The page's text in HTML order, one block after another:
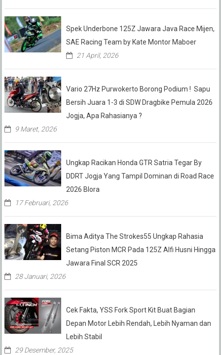
Spek Underbone 125Z Jawara Java Race Mijen,
SAE Racing Team by Kate Montor Maboer
21 April, 2026
Vario 27Hz Purwokerto Borong Podium ! Sapu
Bersih Juara 1-3 di SDW Dragbike Pemula 2026
Jogja, Apa Rahasianya ?
9 Maret, 2026
Ungkap Racikan Honda GTR Satria Tegar By
DDRT Jogja Yang Tampil Dominan di Road Race
2026 Blora
17 Februari, 2026
Bima Aditya The Strokes55 Ungkap Rahasia
Setang Piston MCR Pada 125Z Alfi Husni Hingga
Jawara Final SCR 2025
28 Januari, 2026
Cek Fakta, YSS Fork Sport Kit Buat Bagian
Depan Motor Lebih Rendah, Lebih Nyaman dan
Lebih Stabil
29 Desember, 2025